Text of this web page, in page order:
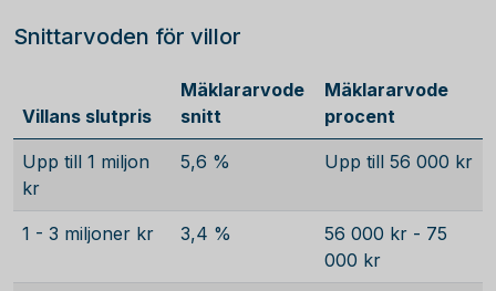
Snittarvoden för villor
Villans slutpris
Mäklararvode
snitt
Mäklararvode
procent
Upp till 1 miljon
kr
5,6 % Upp till 56 000 kr
1 - 3 miljoner kr 3,4 %
56 000 kr - 75
000 kr